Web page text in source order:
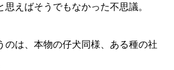
えばそうでもなかった不思議。
のは、本物の仔犬同様、ある種の社